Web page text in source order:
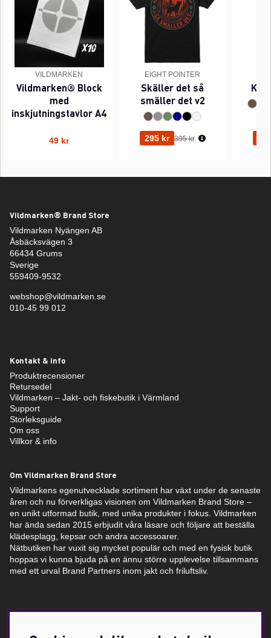
VILDMARKEN
Vildmarken® Block
med
inskjutningstavlor A4
49 kr
EIGHT POINTER
Skäller det så
smäller det v2
295 kr Ordinarie pris:
395 kr
Vildmarken® Brand Store
Vildmarken Nyängen AB
Åsbäcksvägen 3
66434 Grums
Sverige
559409-9532
webshop@vildmarken.se
010-45 99 012
Kontakt & info
Produktrecensioner
Retursedel
Vildmarken – Jakt- och fiskebutik i Värmland
Support
Storleksguide
Om oss
Villkor & info
Om Vildmarken Brand Store
Vildmarkens egenutvecklade sortiment har växt under de senaste
åren och nu förverkligas visionen om Vildmarken Brand Store –
en unikt utformad butik, med unika produkter i fokus. Vildmarken
har ända sedan 2015 erbjudit våra läsare och följare att beställa
klädesplagg, kepsar och andra accessoarer.
Nätbutiken har vuxit sig mycket populär och med en fysisk butik
hoppas vi kunna bjuda på en ännu större upplevelse tillsammans
med ett urval Brand Partners inom jakt och friluftsliv.